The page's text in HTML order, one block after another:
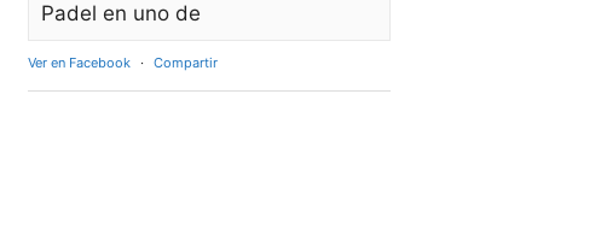
Padel en uno de
Ver en Facebook · Compartir